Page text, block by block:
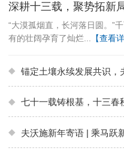
“大漠孤烟直，长河落日圆。”
有的壮阔孕育了灿烂...
【查看